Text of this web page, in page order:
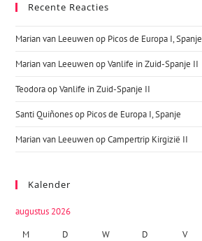
Recente Reacties
Marian van Leeuwenop Picos de Europa I, Spanje
Marian van LeeuwenopVanlife in Zuid-Spanje II
TeodoraopVanlife in Zuid-Spanje II
Santi Quiñonesop Picos de Europa I, Spanje
Marian van LeeuwenopCampertrip Kirgizië II
Kalender
augustus 2026
M
D W D V